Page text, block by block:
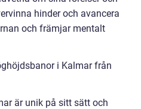
hinder och avancera
och främjar mentalt
i Kalmar från
är unik på sitt sätt och